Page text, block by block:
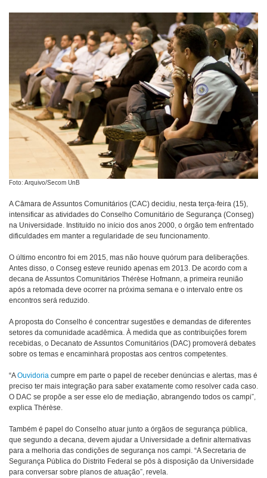
Foto: Arquivo/Secom UnB
A Câmara de Assuntos Comunitários (CAC) decidiu, nesta terça-feira (15),
intensificar as atividades do Conselho Comunitário de Segurança (Conseg)
na Universidade. Instituído no início dos anos 2000, o órgão tem enfrentado
dificuldades em manter a regularidade de seu funcionamento.
O último encontro foi em 2015, mas não houve quórum para deliberações.
Antes disso, o Conseg esteve reunido apenas em 2013. De acordo com a
decana de Assuntos Comunitários Thérèse Hofmann, a primeira reunião
após a retomada deve ocorrer na próxima semana e o intervalo entre os
encontros será reduzido.
A proposta do Conselho é concentrar sugestões e demandas de diferentes
setores da comunidade acadêmica. À medida que as contribuições forem
recebidas, o Decanato de Assuntos Comunitários (DAC) promoverá debates
sobre os temas e encaminhará propostas aos centros competentes.
“AOuvidoria cumpre em parte o papel de receber denúncias e alertas, mas é
preciso ter mais integração para saber exatamente como resolver cada caso.
O DAC se propõe a ser esse elo de mediação, abrangendo todos os campi”,
explica Thérèse.
Também é papel do Conselho atuar junto a órgãos de segurança pública,
que segundo a decana, devem ajudar a Universidade a definir alternativas
para a melhoria das condições de segurança nos campi. “A Secretaria de
Segurança Pública do Distrito Federal se pôs à disposição da Universidade
para conversar sobre planos de atuação”, revela.